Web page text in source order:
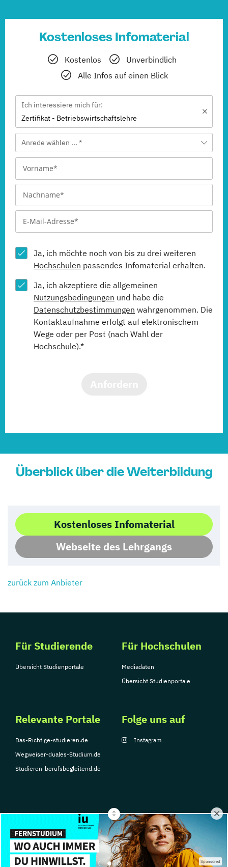
Sponsored
Kostenloses Infomaterial
Kostenlos
Unverbindlich
Alle Infos auf einen Blick
Ich interessiere mich für:
Zertifikat - Betriebswirtschaftslehre
Anrede wählen ... *
Ja, ich möchte noch von bis zu drei weiteren
Hochschulen passendes Infomaterial erhalten.
Ja, ich akzeptiere die allgemeinen
Nutzungsbedingungen und habe die
Datenschutzbestimmungen wahrgenommen. Die
Kontaktaufnahme erfolgt auf elektronischem
Wege oder per Post (nach Wahl der
Hochschule).*
Überblick über die Weiterbildung
Kostenloses Infomaterial
Webseite des Lehrgangs
zurück zum Anbieter
Für Studierende
Übersicht Studienportale
Für Hochschulen
Mediadaten
Übersicht Studienportale
Relevante Portale
Das-Richtige-studieren.de
Wegweiser-duales-Studium.de
Studieren-berufsbegleitend.de
Folge uns auf
Instagram
© Copyright 2026, TarGroup Media GmbH
Impressum
Datenschutzerklärung Nutzungsbedingungen